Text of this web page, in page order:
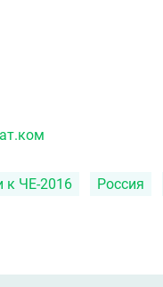
к ЧЕ-2016 Россия